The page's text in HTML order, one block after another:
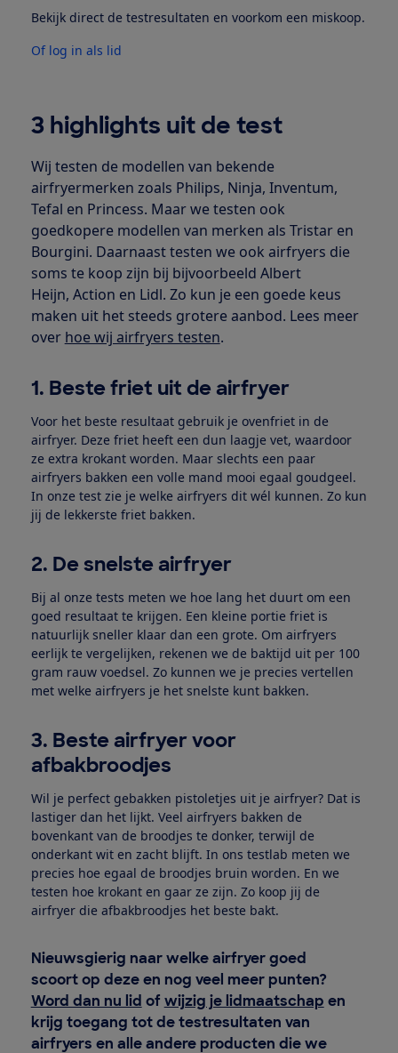
Bekijk direct de testresultaten en voorkom een miskoop.
Of log in als lid
3 highlights uit de test
Wij testen de modellen van bekende
airfryermerken zoals Philips, Ninja, Inventum,
Tefal en Princess. Maar we testen ook
goedkopere modellen van merken als Tristar en
Bourgini. Daarnaast testen we ook airfryers die
soms te koop zijn bij bijvoorbeeld Albert
Heijn, Action en Lidl. Zo kun je een goede keus
maken uit het steeds grotere aanbod. Lees meer
over hoe wij airfryers testen.
1. Beste friet uit de airfryer
Voor het beste resultaat gebruik je ovenfriet in de
airfryer. Deze friet heeft een dun laagje vet, waardoor
ze extra krokant worden. Maar slechts een paar
airfryers bakken een volle mand mooi egaal goudgeel.
In onze test zie je welke airfryers dit wél kunnen. Zo kun
jij de lekkerste friet bakken.
2. De snelste airfryer
Bij al onze tests meten we hoe lang het duurt om een
goed resultaat te krijgen. Een kleine portie friet is
natuurlijk sneller klaar dan een grote. Om airfryers
eerlijk te vergelijken, rekenen we de baktijd uit per 100
gram rauw voedsel. Zo kunnen we je precies vertellen
met welke airfryers je het snelste kunt bakken.
3. Beste airfryer voor
afbakbroodjes
Wil je perfect gebakken pistoletjes uit je airfryer? Dat is
lastiger dan het lijkt. Veel airfryers bakken de
bovenkant van de broodjes te donker, terwijl de
onderkant wit en zacht blijft. In ons testlab meten we
precies hoe egaal de broodjes bruin worden. En we
testen hoe krokant en gaar ze zijn. Zo koop jij de
airfryer die afbakbroodjes het beste bakt.
Nieuwsgierig naar welke airfryer goed
scoort op deze en nog veel meer punten?
Word dan nu lid of wijzig je lidmaatschap en
krijg toegang tot de testresultaten van
airfryers en alle andere producten die we